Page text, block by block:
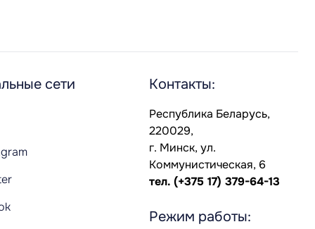
сети Контакты:
Республика Беларусь,
220029,
г. Минск, ул.
Коммунистическая, 6
тел. (+375 17) 379-64-13
Режим работы: